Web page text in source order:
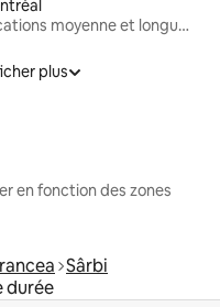
Locations moyenne et longue durée
plus
en fonction des zones
Sârbi
durée